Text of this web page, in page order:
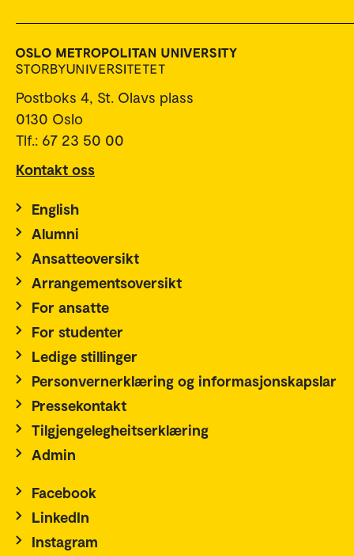
Postboks 4, St. Olavs plass
0130 Oslo
Tlf.: 67 23 50 00
Kontakt oss
English
Alumni
Ansatteoversikt
Arrangementsoversikt
For ansatte
For studenter
Ledige stillinger
Personvernerklæring og informasjonskapslar
Pressekontakt
Tilgjengelegheitserklæring
Admin
Facebook
LinkedIn
Instagram